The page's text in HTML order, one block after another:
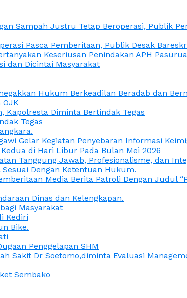
Sampah Justru Tetap Beroperasi, Publik
Pasca Pemberitaan, Publik Desak
Keseriusan Penindakan APH
dan Dicintai Masyarakat
Hukum Berkeadilan Beradab dan
Kapolresta Diminta Bertindak Tegas
Tegas
Gelar Kegiatan Penyebaran Informasi
di Hari Libur Pada Bulan Mei 2026
Tanggung Jawab, Profesionalisme, dan
Dengan Ketentuan Hukum.
Media Berita Patroli Dengan Judul
Dinas dan Kelengkapan.
Masyarakat
Kediri
Bike.
Penggelapan SHM
Sakit Dr Soetomo,diminta Evaluasi
Sembako